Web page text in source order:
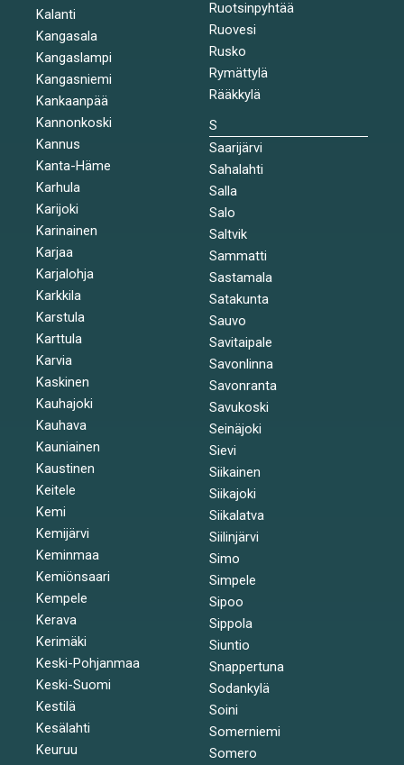
Kalanti
Kangasala
Kangaslampi
Kangasniemi
Kankaanpää
Kannonkoski
Kannus
Kanta-Häme
Karhula
Karijoki
Karinainen
Karjaa
Karjalohja
Karkkila
Karstula
Karttula
Karvia
Kaskinen
Kauhajoki
Kauhava
Kauniainen
Kaustinen
Keitele
Kemi
Kemijärvi
Keminmaa
Kemiönsaari
Kempele
Kerava
Kerimäki
Keski-Pohjanmaa
Keski-Suomi
Kestilä
Kesälahti
Keuruu
Ruotsinpyhtää
Ruovesi
Rusko
Rymättylä
Rääkkylä
S
Saarijärvi
Sahalahti
Salla
Salo
Saltvik
Sammatti
Sastamala
Satakunta
Sauvo
Savitaipale
Savonlinna
Savonranta
Savukoski
Seinäjoki
Sievi
Siikainen
Siikajoki
Siikalatva
Siilinjärvi
Simo
Simpele
Sipoo
Sippola
Siuntio
Snappertuna
Sodankylä
Soini
Somerniemi
Somero